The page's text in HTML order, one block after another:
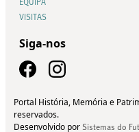
EQUIPA
VISITAS
Siga-nos
Portal História, Memória e
reservados.
Desenvolvido por Sistemas do